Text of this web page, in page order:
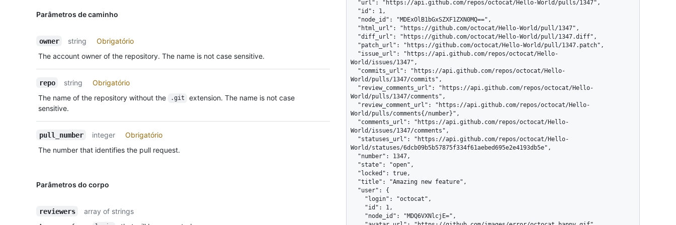
Parâmetros de caminho
owner string
Obrigatório
The account owner of the repository. The name is not case sensitive.
repo string
Obrigatório
The name of the repository without the
.git
extension. The name is not case
sensitive.
pull_number integer
Obrigatório
The number that identifies the pull request.
Parâmetros do corpo
reviewers
array of strings